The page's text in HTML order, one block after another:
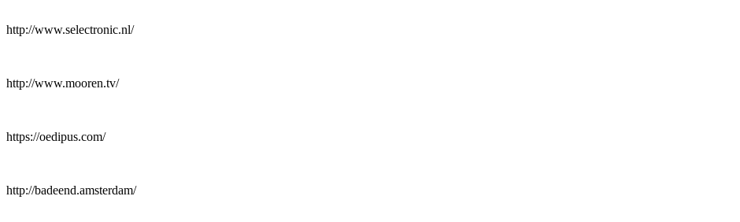
http://www.selectronic.nl/
http://www.mooren.tv/
https://oedipus.com/
http://badeend.amsterdam/